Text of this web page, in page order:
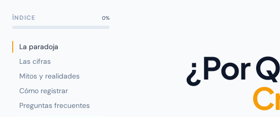
¿Por
ÍNDICE 0%
La paradoja
Las cifras
Mitos y realidades
Cómo registrar
Preguntas frecuentes